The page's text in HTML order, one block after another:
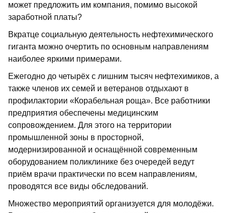
может предложить им компания, помимо высокой
заработной платы?
Вкратце социальную деятельность нефтехимического
гиганта можно очертить по основным направлениям
наиболее яркими примерами.
Ежегодно до четырёх с лишним тысяч нефтехимиков, а
также членов их семей и ветеранов отдыхают в
профилактории «Корабельная роща». Все работники
предприятия обеспечены медицинским
сопровождением. Для этого на территории
промышленной зоны в просторной,
модернизированной и оснащённой современным
оборудованием поликлинике без очередей ведут
приём врачи практически по всем направлениям,
проводятся все виды обследований.
Множество мероприятий организуется для молодёжи.